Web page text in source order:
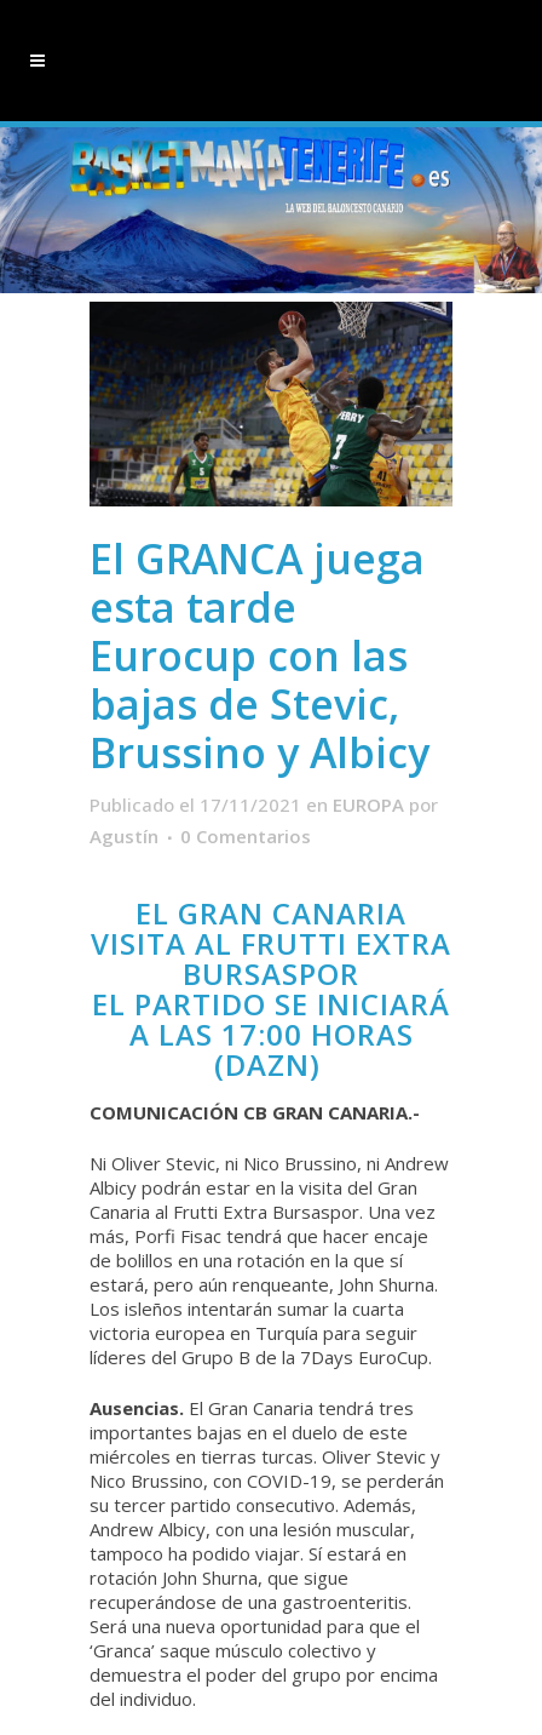
El GRANCA juega
esta tarde
Eurocup con las
bajas de Stevic,
Brussino y Albicy
Publicado el 17/11/2021 en EUROPA por
Agustín
0 Comentarios
EL GRAN CANARIA
VISITA AL FRUTTI EXTRA
BURSASPOR
EL PARTIDO SE INICIARÁ
A LAS 17:00 HORAS
(DAZN)
COMUNICACIÓN CB GRAN CANARIA.-
Ni Oliver Stevic, ni Nico Brussino, ni Andrew
Albicy podrán estar en la visita del Gran
Canaria al Frutti Extra Bursaspor. Una vez
más, Porfi Fisac tendrá que hacer encaje
de bolillos en una rotación en la que sí
estará, pero aún renqueante, John Shurna.
Los isleños intentarán sumar la cuarta
victoria europea en Turquía para seguir
líderes del Grupo B de la 7Days EuroCup.
Ausencias. El Gran Canaria tendrá tres
importantes bajas en el duelo de este
miércoles en tierras turcas. Oliver Stevic y
Nico Brussino, con COVID-19, se perderán
su tercer partido consecutivo. Además,
Andrew Albicy, con una lesión muscular,
tampoco ha podido viajar. Sí estará en
rotación John Shurna, que sigue
recuperándose de una gastroenteritis.
Será una nueva oportunidad para que el
‘Granca’ saque músculo colectivo y
demuestra el poder del grupo por encima
del individuo.